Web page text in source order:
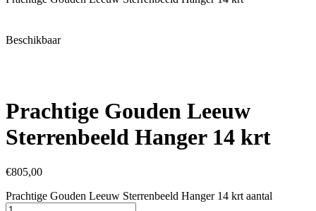
Beschikbaar
Prachtige Gouden Leeuw
Sterrenbeeld Hanger 14 krt
€805,00
Prachtige Gouden Leeuw Sterrenbeeld Hanger 14 krt aantal